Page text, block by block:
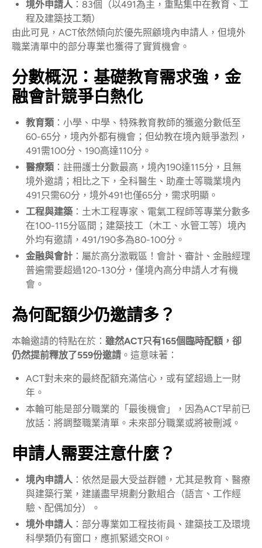
境外申請人 ：83個（以491為主，重點集中在教育、工
程及建築技工類）
由此可見，ACT依然傾向於優先照顧境內申請人，但境外
職業清單中的部分專業也獲得了實質機會。
分數概況：基礎教育需求強，金
融會計競爭白熱化
教育類 ：小學、中學、特殊教育教師的獲邀分數低至
60-65分，境內外都有機會；但幼教在境內競爭激烈，
491需100分、190高達110分。
醫療類 ：註冊護士分數最高，境內190達115分，且無
境外邀請；相比之下，全科醫生、助產士等職業境內
491只需60分，境外491也僅65分，需求明顯。
工程與建築 ：土木工程專家、電氣工程師等專業分數多
在100-115分區間；建築技工（木工、水管工等）境內
外均有邀請，491/190多為80-100分。
金融與會計 ：屬於高分激戰區！會計、審計、金融經理
普遍需要超過120-130分，僅境內高分申請人才有機
會。
為何配額少仍邀請多？
本輪邀請的特點在於： 雖然ACT只有165個臨時配額，卻
仍然提前釋放了559份邀請 。這意味著：
ACT對未來的最終配額充滿信心，或有望超過上一財
年。
本輪可能是部分職業的「最後機會」，因為ACT早前已
放話：將調整職業清單。未來部分職業或將被刪減。
申請人需要注意什麼？
境內申請人 ：依然是最大受益群體，尤其是教育、醫療
與建築行業，建議盡早規劃分數組合（語言、工作經
驗、配偶加分）。
境外申請人 ：部分專業如工程技術員、建築技工及環境
科學類仍有窗口，應抓緊遞交ROI。